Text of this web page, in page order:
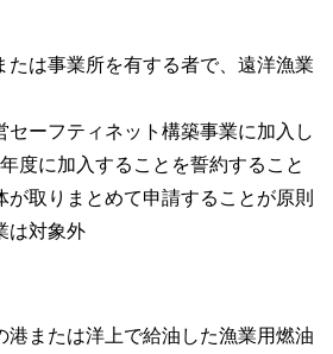
たは事業所を有する者で、遠洋漁業
セーフティネット構築事業に加入し
度に加入することを誓約すること
が取りまとめて申請することが原則
は対象外
港または洋上で給油した漁業用燃油